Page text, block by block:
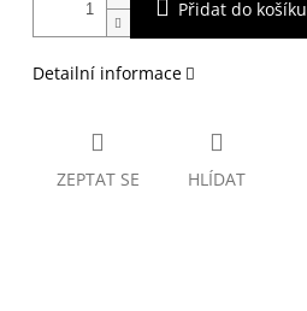
Přidat do košíku
Detailní informace
ZEPTAT SE HLÍDAT